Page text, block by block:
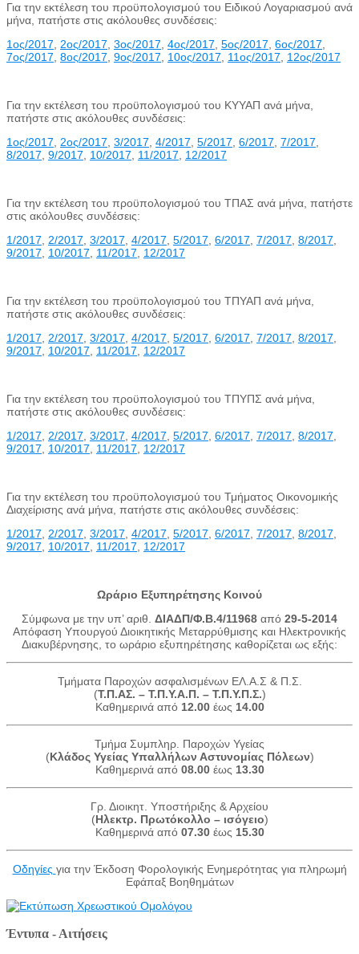
Για την εκτέλεση του προϋπολογισμού του Ειδικού Λογαριασμού ανά
μήνα, πατήστε στις ακόλουθες συνδέσεις:
1ος/2017, 2ος/2017, 3ος/2017, 4ος/2017, 5ος/2017, 6ος/2017,
7ος/2017, 8ος/2017, 9ος/2017, 10ος/2017, 11ος/2017, 12ος/2017
Για την εκτέλεση του προϋπολογισμού του ΚΥΥΑΠ ανά μήνα,
πατήστε στις ακόλουθες συνδέσεις:
1ος/2017, 2ος/2017, 3/2017, 4/2017, 5/2017, 6/2017, 7/2017,
8/2017, 9/2017, 10/2017, 11/2017, 12/2017
Για την εκτέλεση του προϋπολογισμού του ΤΠΑΣ ανά μήνα, πατήστε
στις ακόλουθες συνδέσεις:
1/2017, 2/2017, 3/2017, 4/2017, 5/2017, 6/2017, 7/2017, 8/2017,
9/2017, 10/2017, 11/2017, 12/2017
Για την εκτέλεση του προϋπολογισμού του ΤΠΥΑΠ ανά μήνα,
πατήστε στις ακόλουθες συνδέσεις:
1/2017, 2/2017, 3/2017, 4/2017, 5/2017, 6/2017, 7/2017, 8/2017,
9/2017, 10/2017, 11/2017, 12/2017
Για την εκτέλεση του προϋπολογισμού του ΤΠΥΠΣ ανά μήνα,
πατήστε στις ακόλουθες συνδέσεις:
1/2017, 2/2017, 3/2017, 4/2017, 5/2017, 6/2017, 7/2017, 8/2017,
9/2017, 10/2017, 11/2017, 12/2017
Για την εκτέλεση του προϋπολογισμού του Τμήματος Οικονομικής
Διαχείρισης ανά μήνα, πατήστε στις ακόλουθες συνδέσεις:
1/2017, 2/2017, 3/2017, 4/2017, 5/2017, 6/2017, 7/2017, 8/2017,
9/2017, 10/2017, 11/2017, 12/2017
Ωράριο Εξυπηρέτησης Κοινού
Σύμφωνα με την υπ’ αριθ. ΔΙΑΔΠ/Φ.Β.4/11968 από 29-5-2014
Απόφαση Υπουργού Διοικητικής Μεταρρύθμισης και Ηλεκτρονικής
Διακυβέρνησης, το ωράριο εξυπηρέτησης καθορίζεται ως εξής:
Τμήματα Παροχών ασφαλισμένων ΕΛ.Α.Σ & Π.Σ.
(Τ.Π.ΑΣ. – Τ.Π.Υ.Α.Π. – Τ.Π.Υ.Π.Σ.)
Καθημερινά από 12.00 έως 14.00
Τμήμα Συμπληρ. Παροχών Υγείας
(Κλάδος Υγείας Υπαλλήλων Αστυνομίας Πόλεων)
Καθημερινά από 08.00έως 13.30
Γρ. Διοικητ. Υποστήριξης & Αρχείου
(Ηλεκτρ. Πρωτόκολλο – ισόγειο)
Καθημερινά από 07.30έως 15.30
Οδηγίες για την Έκδοση Φορολογικής Ενημερότητας για πληρωμή
Εφάπαξ Βοηθημάτων
Έντυπα - Αιτήσεις